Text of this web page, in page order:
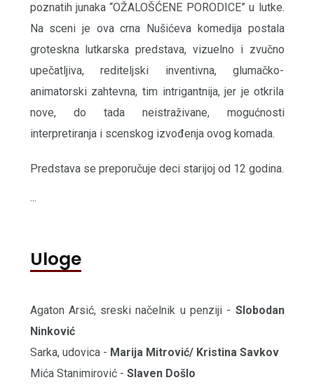
poznatih junaka “OŽALOŠĆENE PORODICE” u lutke.
Na sceni je ova crna Nušićeva komedija postala
groteskna lutkarska predstava, vizuelno i zvučno
upečatljiva, rediteljski inventivna, glumačko-
animatorski zahtevna, tim intrigantnija, jer je otkrila
nove, do tada neistraživane, mogućnosti
interpretiranja i scenskog izvođenja ovog komada.
Predstava se preporučuje deci starijoj od 12 godina.
...
Uloge
Agaton Arsić, sreski načelnik u penziji - Slobodan
Ninković
Sarka, udovica - Marija Mitrović/ Kristina Savkov
Mića Stanimirović - Slaven Došlo